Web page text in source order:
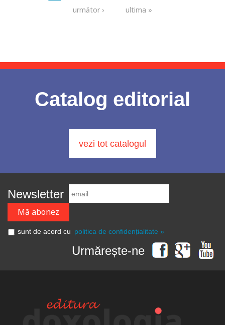
următor ›
ultima »
Catalog editorial
vezi tot catalogul
Newsletter
sunt de acord cu politica de confidențialitate »
Urmărește-ne